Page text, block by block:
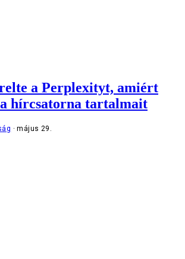
a Perplexityt, amiért
hírcsatorna tartalmait
május 29.